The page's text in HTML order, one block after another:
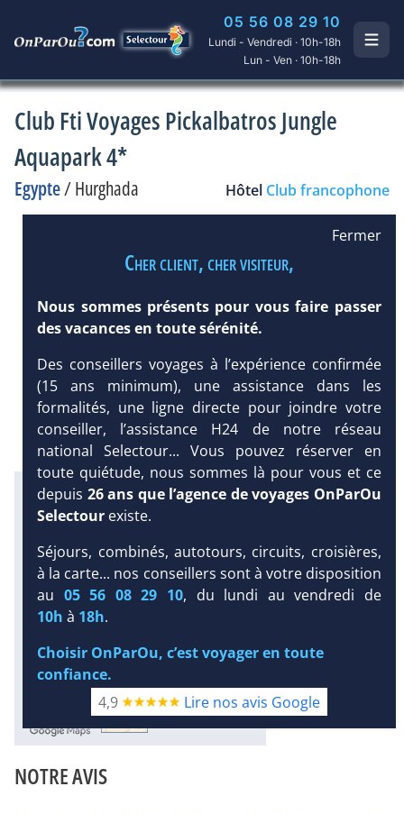
05 56 08 29 10
Lundi - Vendredi · 10h-18h
Lun - Ven · 10h-18h
Club Fti Voyages Pickalbatros Jungle
Aquapark 4*
Egypte/Hurghada Hôtel Club francophone
DEMANDE
Infos météo :
33 °C
0 mm
Dist.Distance:
2 km
Long.Longueur
470 m
Équipement :
860
Tx:
dont le plus proche à 18 km de
l'hôtel
Diaporama
NOTRE AVIS
Fermer
Cher client, cher visiteur,
Nous sommes présents pour vous faire passer
des vacances en toute sérénité.
Des conseillers voyages à l’expérience confirmée
(15 ans minimum), une assistance dans les
formalités, une ligne directe pour joindre votre
conseiller, l’assistance H24 de notre réseau
national Selectour... Vous pouvez réserver en
toute quiétude, nous sommes là pour vous et ce
depuis 26 ans que l’agence de voyages OnParOu
Selectour existe.
Séjours, combinés, autotours, circuits, croisières,
à la carte... nos conseillers sont à votre disposition
au 05 56 08 29 10, du lundi au vendredi de
10h à 18h.
Choisir OnParOu, c’est voyager en toute
confiance.
4,9
Lire nos avis Google